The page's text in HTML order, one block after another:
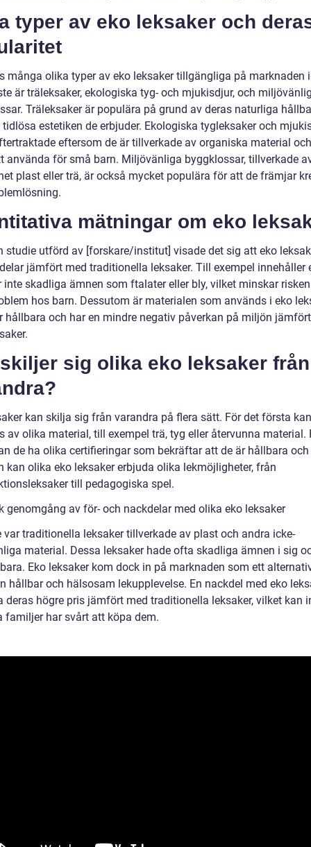
typer av eko leksaker och
många olika typer av eko leksaker tillgängliga på marknaden
är träleksaker, ekologiska tyg- och mjukisdjur, och
Träleksaker är populära på grund av deras naturliga
tidlösa estetiken de erbjuder. Ekologiska tygleksaker och
eftersom de är tillverkade av organiska material
använda för små barn. Miljövänliga byggklossar, tillverkade
plast eller trä, är också mycket populära för att de främjar
mätningar om eko
studie utförd av [forskare/institut] visade det sig att eko
jämfört med traditionella leksaker. Till exempel innehåller
inte skadliga ämnen som ftalater eller bly, vilket minskar
hos barn. Dessutom är materialen som används i eko
hållbara och har en mindre negativ påverkan på miljön
sig olika eko leksaker från
kan skilja sig från varandra på flera sätt. För det första
av olika material, till exempel trä, tyg eller återvunna material.
de ha olika certifieringar som bekräftar att de är hållbara
kan olika eko leksaker erbjuda olika lekmöjligheter, från
till pedagogiska spel.
genomgång av för- och nackdelar med olika eko leksaker
var traditionella leksaker tillverkade av plast och andra icke-
material. Dessa leksaker hade ofta skadliga ämnen i sig
Eko leksaker kom dock in på marknaden som ett
hållbar och hälsosam lekupplevelse. En nackdel med eko
deras högre pris jämfört med traditionella leksaker, vilket kan
familjer har svårt att köpa dem.